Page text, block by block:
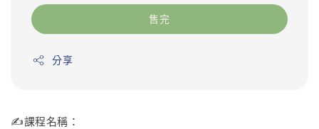
售完
分享
✍️課程名稱：